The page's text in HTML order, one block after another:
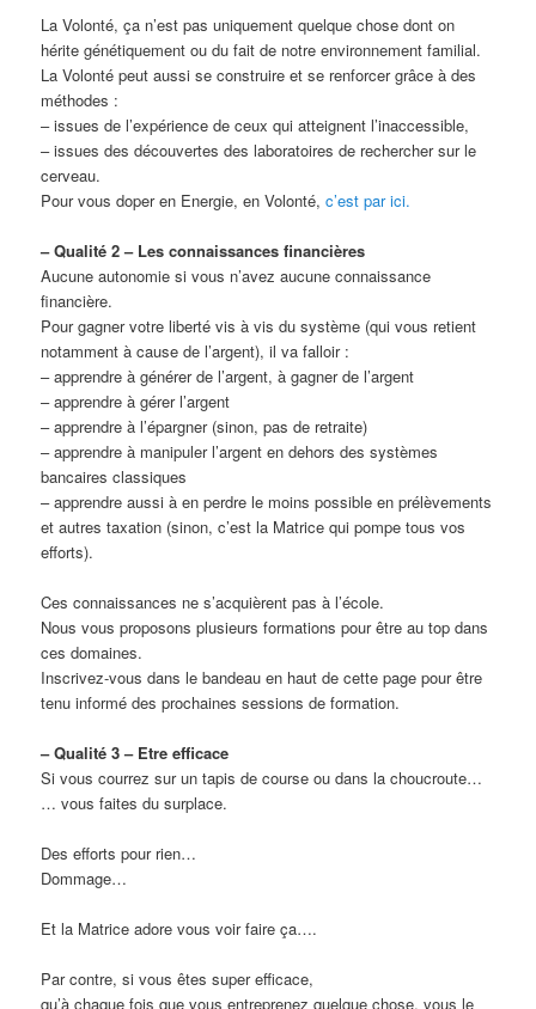
La Volonté, ça n’est pas uniquement quelque chose dont on
hérite génétiquement ou du fait de notre environnement familial.
La Volonté peut aussi se construire et se renforcer grâce à des
méthodes :
– issues de l’expérience de ceux qui atteignent l’inaccessible,
– issues des découvertes des laboratoires de rechercher sur le
cerveau.
Pour vous doper en Energie, en Volonté,c’est par ici.
– Qualité 2 – Les connaissances financières
Aucune autonomie si vous n’avez aucune connaissance
financière.
Pour gagner votre liberté vis à vis du système (qui vous retient
notamment à cause de l’argent), il va falloir :
– apprendre à générer de l’argent, à gagner de l’argent
– apprendre à gérer l’argent
– apprendre à l’épargner (sinon, pas de retraite)
– apprendre à manipuler l’argent en dehors des systèmes
bancaires classiques
– apprendre aussi à en perdre le moins possible en prélèvements
et autres taxation (sinon, c’est la Matrice qui pompe tous vos
efforts).
Ces connaissances ne s’acquièrent pas à l’école.
Nous vous proposons plusieurs formations pour être au top dans
ces domaines.
Inscrivez-vous dans le bandeau en haut de cette page pour être
tenu informé des prochaines sessions de formation.
– Qualité 3 – Etre efficace
Si vous courrez sur un tapis de course ou dans la choucroute…
… vous faites du surplace.
Des efforts pour rien…
Dommage…
Et la Matrice adore vous voir faire ça….
Par contre, si vous êtes super efficace,
qu’à chaque fois que vous entreprenez quelque chose, vous le